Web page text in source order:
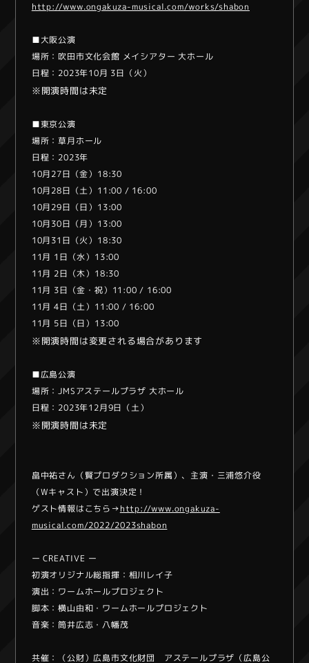
http://www.ongakuza-musical.com/works/shabon
■大阪公演
場所：吹田市文化会館 メイシアター 大ホール
日程：2023年10月 3日（火）
※開演時間は未定
■東京公演
場所：草月ホール
日程：2023年
10月27日（金）18:30
10月28日（土）11:00 / 16:00
10月29日（日）13:00
10月30日（月）13:00
10月31日（火）18:30
11月 1日（水）13:00
11月 2日（木）18:30
11月 3日（金・祝）11:00 / 16:00
11月 4日（土）11:00 / 16:00
11月 5日（日）13:00
※開演時間は変更される場合があります
■広島公演
場所：JMSアステールプラザ 大ホール
日程：2023年12月9日（土）
※開演時間は未定
畠中祐さん（賢プロダクション所属）、主演・三浦悠介役
（Wキャスト）で出演決定！
ゲスト情報はこちら→http://www.ongakuza-
musical.com/2022/2023shabon
ー CREATIVE ー
初演オリジナル総指揮：相川レイ子
演出：ワームホールプロジェクト
脚本：横山由和・ワームホールプロジェクト
音楽：筒井広志・八幡茂
共催：（公財）広島市文化財団 アステールプラザ（広島公